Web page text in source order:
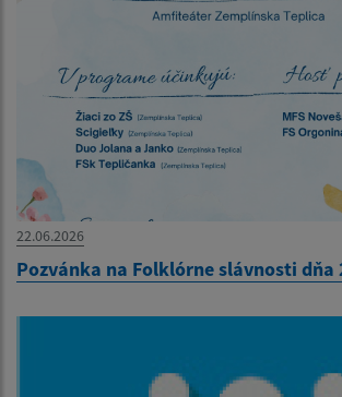
22.06.2026
Pozvánka na Folklórne slávnosti dňa